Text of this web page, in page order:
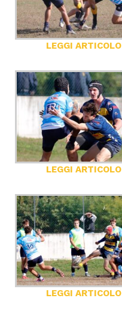
LEGGI ARTICOLO
LEGGI ARTICOLO
LEGGI ARTICOLO